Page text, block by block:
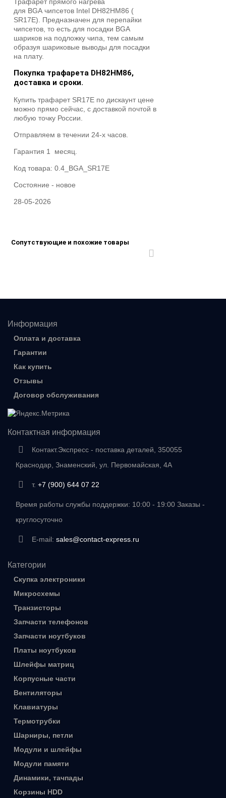
для BGA чипсетов Intel DH82HM86 (
SR17E). Предназначен для перепайки
чипсетов, то есть для посадки BGA
шариков на подложку чипа, тем самым
образуя шариковые выводы для посадки
на плату.
Покупка трафарета DH82HM86,
доставка и сроки.
Купить трафарет SR17E по дискаунт цене
можно прямо сейчас, с доставкой почтой в
любую точку России.
Отправляем в течении 24-х часов.
Гарантия 1 месяц.
Код товара: 0.4_BGA_SR17E
Состояние - новое
28-05-2026
Сопутствующие и похожие товары
Информация
Оплата и доставка
Гарантии
Как купить
Отзывы
Договор обслуживания
Контактная информация
Контакт.Экспресс - поставка деталей, 350055
Краснодар, Знаменский, ул. Первомайская, 4А
т. +7 (900) 644 07 22
Время работы службы поддержки: 10:00 - 19:00 Заказы -
круглосуточно
E-mail: sales@contact-express.ru
Категории
Скупка электроники
Микросхемы
Транзисторы
Запчасти телефонов
Запчасти ноутбуков
Платы ноутбуков
Шлейфы матриц
Корпусные части
Вентиляторы
Клавиатуры
Термотрубки
Шарниры, петли
Модули и шлейфы
Модули памяти
Динамики, тачпады
Корзины HDD